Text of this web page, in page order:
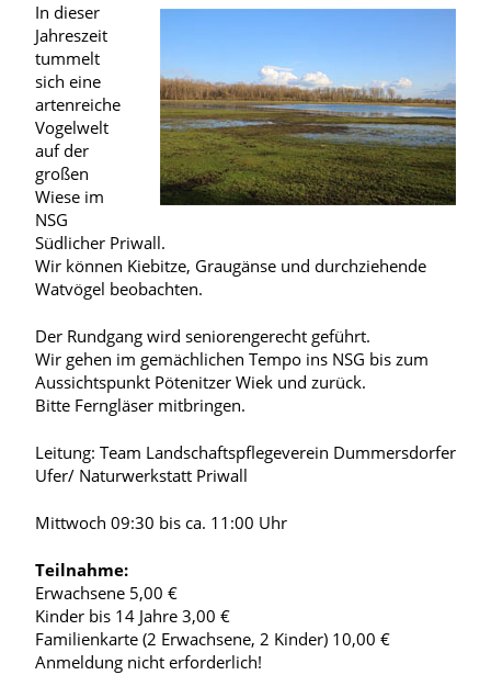
In dieser
Jahreszeit
tummelt
sich eine
artenreiche
Vogelwelt
auf der
großen
Wiese im
NSG
Südlicher Priwall.
Wir können Kiebitze, Graugänse und durchziehende
Watvögel beobachten.
Der Rundgang wird seniorengerecht geführt.
Wir gehen im gemächlichen Tempo ins NSG bis zum
Aussichtspunkt Pötenitzer Wiek und zurück.
Bitte Ferngläser mitbringen.
Leitung: Team Landschaftspflegeverein Dummersdorfer
Ufer/ Naturwerkstatt Priwall
Mittwoch 09:30 bis ca. 11:00 Uhr
Teilnahme:
Erwachsene 5,00 €
Kinder bis 14 Jahre 3,00 €
Familienkarte (2 Erwachsene, 2 Kinder) 10,00 €
Anmeldung nicht erforderlich!